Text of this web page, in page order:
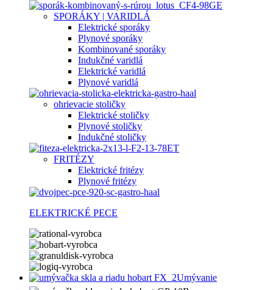
SPORÁKY | VARIDLÁ
Elektrické sporáky
Plynové sporáky
Kombinované sporáky
Indukčné varidlá
Elektrické varidlá
Plynové varidlá
ohrievacie stoličky
Elektrické stoličky
Plynové stoličky
Indukčné stoličky
FRITÉZY
Elektrické fritézy
Plynové fritézy
ELEKTRICKÉ PECE
Umývanie